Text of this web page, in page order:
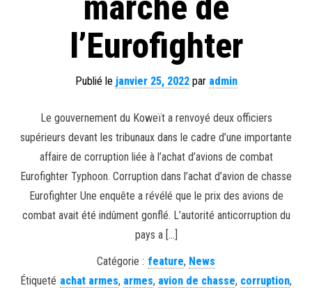
l’Eurofighter
Publié le janvier 25, 2022par admin
Le gouvernement du Koweït a renvoyé deux officiers
supérieurs devant les tribunaux dans le cadre d’une importante
affaire de corruption liée à l’achat d’avions de combat
Eurofighter Typhoon. Corruption dans l’achat d’avion de chasse
Eurofighter Une enquête a révélé que le prix des avions de
combat avait été indûment gonflé. L’autorité anticorruption du
pays a […]
Catégorie : feature, News
Étiqueté achat armes, armes, avion de chasse, corruption,